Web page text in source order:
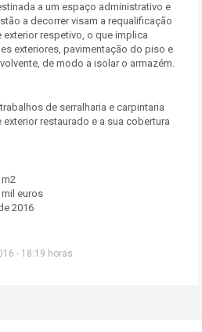
a um espaço administrativo e
a decorrer visam a requalificação
respetivo, o que implica
exteriores, pavimentação do piso e
de modo a isolar o armazém.
de serralharia e carpintaria
restaurado e a sua cobertura
euros
2016
- 18:19 horas